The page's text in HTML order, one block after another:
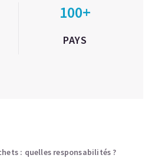
100+
PAYS
: quelles responsabilités ?